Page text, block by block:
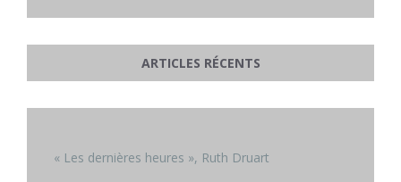
ARTICLES RÉCENTS
« Les dernières heures », Ruth Druart